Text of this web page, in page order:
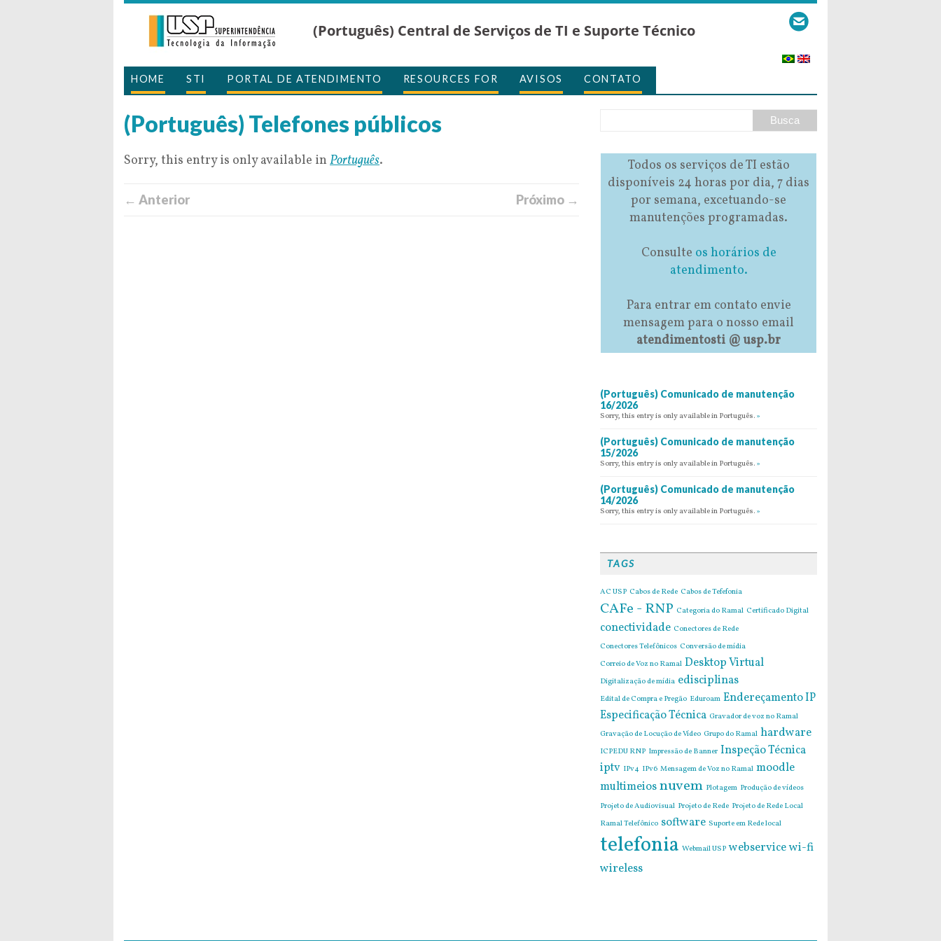
(Português) Central de Serviços de TI e Suporte Técnico
HOME STI PORTAL DE ATENDIMENTO RESOURCES FOR AVISOS CONTATO
(Português) Telefones públicos
Sorry, this entry is only available in Português.
← Anterior Próximo →
Todos os serviços de TI estão
disponíveis 24 horas por dia, 7 dias
por semana, excetuando-se
manutenções programadas.
Consulte os horários de
atendimento.
Para entrar em contato envie
mensagem para o nosso email
atendimentosti @ usp.br
(Português) Comunicado de manutenção
16/2026
Sorry, this entry is only available in Português. »
(Português) Comunicado de manutenção
15/2026
Sorry, this entry is only available in Português. »
(Português) Comunicado de manutenção
14/2026
Sorry, this entry is only available in Português. »
TAGS
AC USP Cabos de Rede Cabos de Tefefonia
CAFe - RNP Categoria do Ramal Certificado Digital
conectividade Conectores de Rede
Conectores Telefônicos Conversão de mídia
Correio de Voz no Ramal Desktop Virtual
Digitalização de mídia edisciplinas
Edital de Compra e Pregão Eduroam Endereçamento IP
Especificação Técnica Gravador de voz no Ramal
Gravação de Locução de Vídeo Grupo do Ramal hardware
ICPEDU RNP Impressão de Banner Inspeção Técnica
iptv IPv4 IPv6 Mensagem de Voz no Ramal moodle
multimeiosnuvem Plotagem Produção de vídeos
Projeto de Audiovisual Projeto de Rede Projeto de Rede Local
Ramal Telefônico software Suporte em Rede local
telefonia Webmail USP webservicewi-fi
wireless